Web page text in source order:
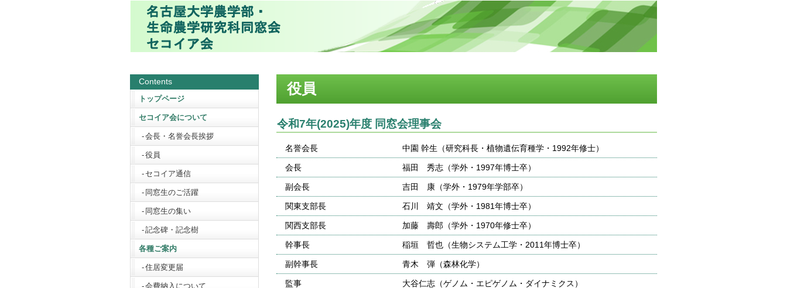
役員
令和7年(2025)年度 同窓会理事会
名誉会長 中園 幹生（研究科長・植物遺伝育種学・1992年修士）
会長 福田 秀志（学外・1997年博士卒）
副会長 吉田 康（学外・1979年学部卒）
関東支部長 石川 靖文（学外・1981年博士卒）
関西支部長 加藤 壽郎（学外・1970年修士卒）
幹事長 稲垣 哲也（生物システム工学・2011年博士卒）
副幹事長 青木 弾（森林化学）
監事
大谷仁志（ゲノム・エピゲノム・ダイナミクス）
Contents
トップページ
セコイア会について
会長・名誉会長挨拶
役員
セコイア通信
同窓生のご活躍
同窓生の集い
記念碑・記念樹
各種ご案内
住居変更届
会費納入について